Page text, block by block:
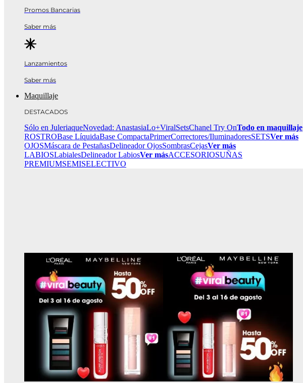
Promos Bancarias
Saber más
Lanzamientos
Saber más
Maquillaje
DESTACADOS
Sólo en JuleriaqueNovedad: AnastasiaLo+ViralSetsChanel Try OnTodo en maquillaje
ROSTROBase LíquidaBase CompactaPrimerCorrectores/IluminadoresSETSVer más
OJOSMáscara de PestañasDelineador OjosSombrasCejasVer más
LABIOSLabialesDelineador LabiosVer másACCESORIOSUÑAS
PREMIUMSEMISELECTIVO